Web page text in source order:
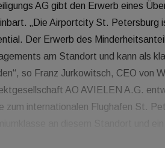
AG gibt den Erwerb eines
„Die Airportcity St. Petersburg
Der Erwerb des
am Standort und kann als
so Franz Jurkowitsch, CEO von
AO AVIELEN A.G.
zum internationalen Flughafen St.